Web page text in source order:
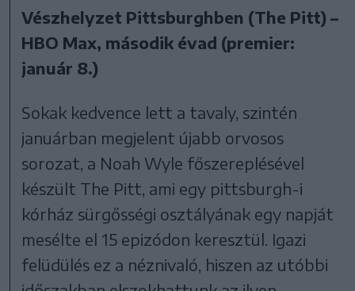
Vészhelyzet Pittsburghben (The Pitt) –
HBO Max, második évad (premier:
január 8.)
Sokak kedvence lett a tavaly, szintén
januárban megjelent újabb orvosos
sorozat, a Noah Wyle főszereplésével
készült The Pitt, ami egy pittsburgh-i
kórház sürgősségi osztályának egy napját
mesélte el 15 epizódon keresztül. Igazi
felüdülés ez a néznivaló, hiszen az utóbbi